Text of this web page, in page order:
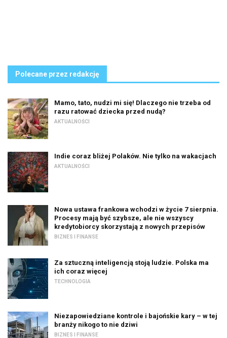
Polecane przez redakcję
Mamo, tato, nudzi mi się! Dlaczego nie trzeba od
razu ratować dziecka przed nudą?
AKTUALNOŚCI
Indie coraz bliżej Polaków. Nie tylko na wakacjach
AKTUALNOŚCI
Nowa ustawa frankowa wchodzi w życie 7 sierpnia.
Procesy mają być szybsze, ale nie wszyscy
kredytobiorcy skorzystają z nowych przepisów
BIZNES I FINANSE
Za sztuczną inteligencją stoją ludzie. Polska ma
ich coraz więcej
TECHNOLOGIA
Niezapowiedziane kontrole i bajońskie kary – w tej
branży nikogo to nie dziwi
BIZNES I FINANSE